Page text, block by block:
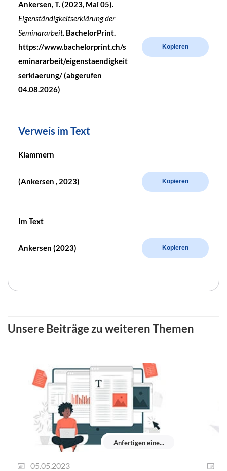
Ankersen, T. (2023, Mai 05).
Eigenständigkeitserklärung der
Seminararbeit. BachelorPrint.
https://www.bachelorprint.ch/s
eminararbeit/eigenstaendigkeit
serklaerung/ (abgerufen
04.08.2026)
Kopieren
Verweis im Text
Klammern
(Ankersen , 2023) Kopieren
Im Text
Ankersen (2023) Kopieren
Unsere Beiträge zu weiteren Themen
Anfertigen eine...
05.05.2023